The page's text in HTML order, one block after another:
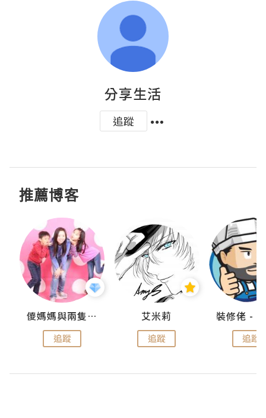
分享生活
追蹤
推薦博客
儍媽媽與兩隻小魔怪之家
追蹤
艾米莉
追蹤 追蹤